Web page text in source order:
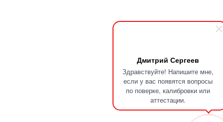
Дмитрий Сергеев
Здравствуйте! Напишите мне,
если у вас появятся вопросы
по поверке, калибровки или
аттестации.